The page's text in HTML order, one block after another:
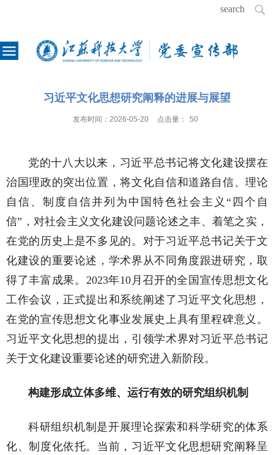
习近平文化思想研究阐释的进展与展望
发布时间： 2026-05-20 点击量： 50
党的十八大以来，习近平总书记将文化建设摆在
治国理政的突出位置，将文化自信和道路自信、理论
自信、制度自信并列为中国特色社会主义“四个自
信”，对社会主义文化建设问题论述之丰、着笔之实，
在党的历史上是不多见的。对于习近平总书记关于文
化建设的重要论述，学术界从不同角度跟进研究，取
得了丰富成果。2023年10月召开的全国宣传思想文化
工作会议，正式提出和系统阐述了习近平文化思想，
在党的宣传思想文化事业发展史上具有里程碑意义。
习近平文化思想的提出，引领学术界对习近平总书记
关于文化建设重要论述的研究进入新阶段。
构建形成立体多维、运行有效的研究组织机制
科研组织机制是开展理论探索和科学研究的体系
化、制度化依托。当前，习近平文化思想研究阐释呈